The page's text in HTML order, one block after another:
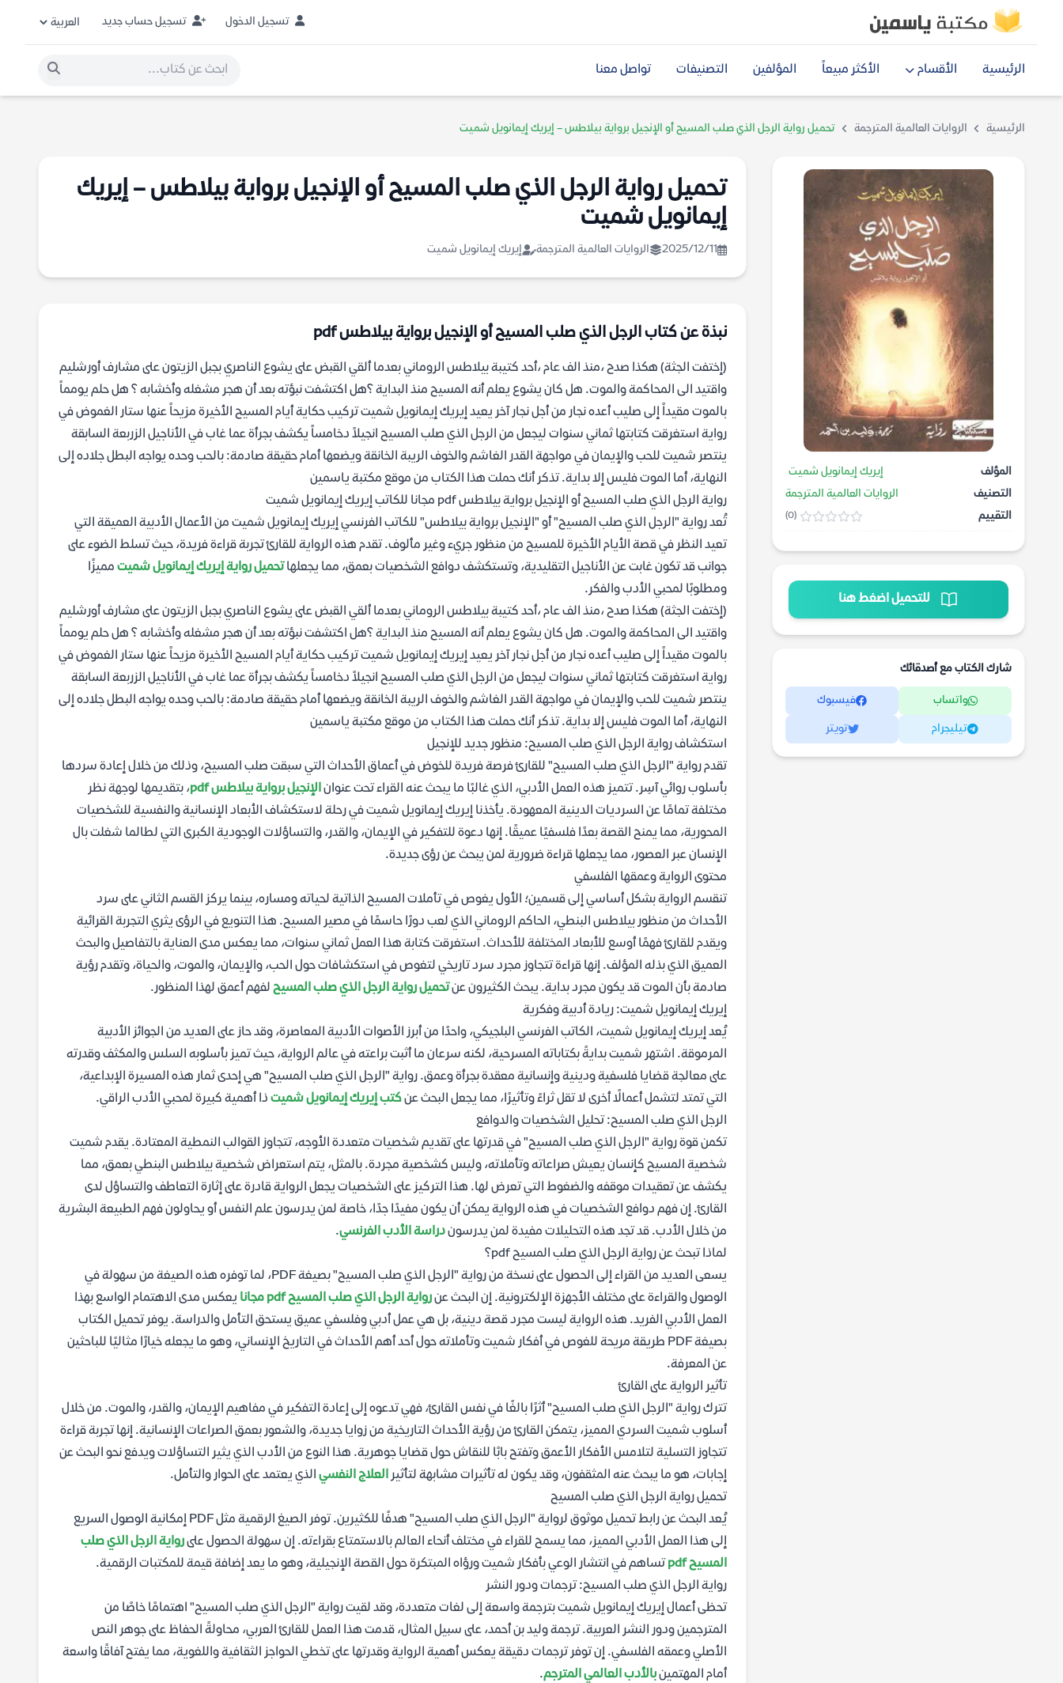
تسجيل الدخول تسجيل حساب جديد
الرئيسية الأقسام الأكثر مبيعاً المؤلفين التصنيفات تواصل معنا
الرئيسية الروايات العالمية المترجمة تحميل رواية الرجل الذي صلب المسيح أو الإنجيل برواية بيلاطس – إيريك إيمانويل شميت
المؤلف
إيريك إيمانويل شميت
التصنيف
الروايات العالمية المترجمة
التقييم
(0)
للتحميل اضغط هنا
شارك الكتاب مع أصدقائك
واتساب فيسبوك
تيليجرام تويتر
تحميل رواية الرجل الذي صلب المسيح أو الإنجيل برواية بيلاطس – إيريك
إيمانويل شميت
2025/12/11 الروايات العالمية المترجمة إيريك إيمانويل شميت
نبذة عن كتاب الرجل الذي صلب المسيح أو الإنجيل برواية بيلاطس pdf
(إختفت الجثة) هكذا صدح ،منذ الف عام ،أحد كتيبة بيلاطس الروماني بعدما ألقي القبض على يشوع الناصري بجبل الزيتون على مشارف أورشليم
واقتيد الى المحاكمة والموت. هل كان يشوع يعلم أنه المسيح منذ البداية ؟هل اكتشفت نبؤته بعد أن هجر مشغله وأخشابه ؟ هل حلم يومماً
بالموت مقيداً إلى صليب أعده نجار من أجل نجار آخر يعيد إيريك إيمانويل شميت تركيب حكاية أيام المسيح الأخيرة مزيحاً عنها ستار الغموض في
رواية استغرقت كتابتها ثماني سنوات ليجعل من الرجل الذي صلب المسيح انجيلاً دخامساً يكشف بجرأة عما غاب في الأناجيل الزربعة السابقة
ينتصر شميت للحب والإيمان في مواجهة القدر الغاشم والخوف الريبة الخانقة ويضعها أمام حقيقة صادمة: بالحب وحده يواجه البطل جلاده إلى
النهاية، أما الموت فليس إلا بداية. تذكر أنك حملت هذا الكتاب من موقع مكتبة ياسمين
رواية الرجل الذي صلب المسيح أو الإنجيل برواية بيلاطس pdf مجانا للكاتب إيريك إيمانويل شميت
تُعد رواية "الرجل الذي صلب المسيح" أو "الإنجيل برواية بيلاطس" للكاتب الفرنسي إيريك إيمانويل شميت من الأعمال الأدبية العميقة التي
تعيد النظر في قصة الأيام الأخيرة للمسيح من منظور جريء وغير مألوف. تقدم هذه الرواية للقارئ تجربة قراءة فريدة، حيث تسلط الضوء على
جوانب قد تكون غابت عن الأناجيل التقليدية، وتستكشف دوافع الشخصيات بعمق، مما يجعلهاتحميل رواية إيريك إيمانويل شميت مميزًا
ومطلوبًا لمحبي الأدب والفكر.
(إختفت الجثة) هكذا صدح ،منذ الف عام ،أحد كتيبة بيلاطس الروماني بعدما ألقي القبض على يشوع الناصري بجبل الزيتون على مشارف أورشليم
واقتيد الى المحاكمة والموت. هل كان يشوع يعلم أنه المسيح منذ البداية ؟هل اكتشفت نبؤته بعد أن هجر مشغله وأخشابه ؟ هل حلم يومماً
بالموت مقيداً إلى صليب أعده نجار من أجل نجار آخر يعيد إيريك إيمانويل شميت تركيب حكاية أيام المسيح الأخيرة مزيحاً عنها ستار الغموض في
رواية استغرقت كتابتها ثماني سنوات ليجعل من الرجل الذي صلب المسيح انجيلاً دخامساً يكشف بجرأة عما غاب في الأناجيل الزربعة السابقة
ينتصر شميت للحب والإيمان في مواجهة القدر الغاشم والخوف الريبة الخانقة ويضعها أمام حقيقة صادمة: بالحب وحده يواجه البطل جلاده إلى
النهاية، أما الموت فليس إلا بداية. تذكر أنك حملت هذا الكتاب من موقع مكتبة ياسمين
استكشاف رواية الرجل الذي صلب المسيح: منظور جديد للإنجيل
تقدم رواية "الرجل الذي صلب المسيح" للقارئ فرصة فريدة للخوض في أعماق الأحداث التي سبقت صلب المسيح، وذلك من خلال إعادة سردها
بأسلوب روائي آسِر. تتميز هذه العمل الأدبي، الذي غالبًا ما يبحث عنه القراء تحت عنوانالإنجيل برواية بيلاطس pdf
، بتقديمها لوجهة نظر
مختلفة تمامًا عن السرديات الدينية المعهودة. يأخذنا إيريك إيمانويل شميت في رحلة لاستكشاف الأبعاد الإنسانية والنفسية للشخصيات
المحورية، مما يمنح القصة بعدًا فلسفيًا عميقًا. إنها دعوة للتفكير في الإيمان، والقدر، والتساؤلات الوجودية الكبرى التي لطالما شغلت بال
الإنسان عبر العصور، مما يجعلها قراءة ضرورية لمن يبحث عن رؤى جديدة.
محتوى الرواية وعمقها الفلسفي
تنقسم الرواية بشكل أساسي إلى قسمين؛ الأول يغوص في تأملات المسيح الذاتية لحياته ومساره، بينما يركز القسم الثاني على سرد
الأحداث من منظور بيلاطس البنطي، الحاكم الروماني الذي لعب دورًا حاسمًا في مصير المسيح. هذا التنويع في الرؤى يثري التجربة القرائية
ويقدم للقارئ فهمًا أوسع للأبعاد المختلفة للأحداث. استغرقت كتابة هذا العمل ثماني سنوات، مما يعكس مدى العناية بالتفاصيل والبحث
العميق الذي بذله المؤلف. إنها قراءة تتجاوز مجرد سرد تاريخي لتغوص في استكشافات حول الحب، والإيمان، والموت، والحياة، وتقدم رؤية
صادمة بأن الموت قد يكون مجرد بداية. يبحث الكثيرون عنتحميل رواية الرجل الذي صلب المسيح لفهم أعمق لهذا المنظور.
إيريك إيمانويل شميت: ريادة أدبية وفكرية
يُعد إيريك إيمانويل شميت، الكاتب الفرنسي البلجيكي، واحدًا من أبرز الأصوات الأدبية المعاصرة، وقد حاز على العديد من الجوائز الأدبية
المرموقة. اشتهر شميت بدايةً بكتاباته المسرحية، لكنه سرعان ما أثبت براعته في عالم الرواية، حيث تميز بأسلوبه السلس والمكثف وقدرته
على معالجة قضايا فلسفية ودينية وإنسانية معقدة بجرأة وعمق. رواية "الرجل الذي صلب المسيح" هي إحدى ثمار هذه المسيرة الإبداعية،
التي تمتد لتشمل أعمالًا أخرى لا تقل ثراءً وتأثيرًا، مما يجعل البحث عنكتب إيريك إيمانويل شميت ذا أهمية كبيرة لمحبي الأدب الراقي.
الرجل الذي صلب المسيح: تحليل الشخصيات والدوافع
تكمن قوة رواية "الرجل الذي صلب المسيح" في قدرتها على تقديم شخصيات متعددة الأوجه، تتجاوز القوالب النمطية المعتادة. يقدم شميت
شخصية المسيح كإنسان يعيش صراعاته وتأملاته، وليس كشخصية مجردة. بالمثل، يتم استعراض شخصية بيلاطس البنطي بعمق، مما
يكشف عن تعقيدات موقفه والضغوط التي تعرض لها. هذا التركيز على الشخصيات يجعل الرواية قادرة على إثارة التعاطف والتساؤل لدى
القارئ. إن فهم دوافع الشخصيات في هذه الرواية يمكن أن يكون مفيدًا جدًا، خاصة لمن يدرسون علم النفس أو يحاولون فهم الطبيعة البشرية
من خلال الأدب. قد تجد هذه التحليلات مفيدة لمن يدرسوندراسة الأدب الفرنسي.
لماذا تبحث عن رواية الرجل الذي صلب المسيح pdf؟
يسعى العديد من القراء إلى الحصول على نسخة من رواية "الرجل الذي صلب المسيح" بصيغة PDF، لما توفره هذه الصيغة من سهولة في
الوصول والقراءة على مختلف الأجهزة الإلكترونية. إن البحث عنرواية الرجل الذي صلب المسيح pdf مجانا
يعكس مدى الاهتمام الواسع بهذا
العمل الأدبي الفريد. هذه الرواية ليست مجرد قصة دينية، بل هي عمل أدبي وفلسفي عميق يستحق التأمل والدراسة. يوفر تحميل الكتاب
بصيغة PDF طريقة مريحة للغوص في أفكار شميت وتأملاته حول أحد أهم الأحداث في التاريخ الإنساني، وهو ما يجعله خيارًا مثاليًا للباحثين
عن المعرفة.
تأثير الرواية على القارئ
تترك رواية "الرجل الذي صلب المسيح" أثرًا بالغًا في نفس القارئ، فهي تدعوه إلى إعادة التفكير في مفاهيم الإيمان، والقدر، والموت. من خلال
أسلوب شميت السردي المميز، يتمكن القارئ من رؤية الأحداث التاريخية من زوايا جديدة، والشعور بعمق الصراعات الإنسانية. إنها تجربة قراءة
تتجاوز التسلية لتلامس الأفكار الأعمق وتفتح بابًا للنقاش حول قضايا جوهرية. هذا النوع من الأدب الذي يثير التساؤلات ويدفع نحو البحث عن
إجابات، هو ما يبحث عنه المثقفون، وقد يكون له تأثيرات مشابهة لتأثير العلاج النفسي الذي يعتمد على الحوار والتأمل.
تحميل رواية الرجل الذي صلب المسيح
يُعد البحث عن رابط تحميل موثوق لرواية "الرجل الذي صلب المسيح" هدفًا للكثيرين. توفر الصيغ الرقمية مثل PDF إمكانية الوصول السريع
إلى هذا العمل الأدبي المميز، مما يسمح للقراء في مختلف أنحاء العالم بالاستمتاع بقراءته. إن سهولة الحصول علىرواية الرجل الذي صلب
المسيح pdf
تساهم في انتشار الوعي بأفكار شميت ورؤاه المبتكرة حول القصة الإنجيلية، وهو ما يعد إضافة قيمة للمكتبات الرقمية.
رواية الرجل الذي صلب المسيح: ترجمات ودور النشر
تحظى أعمال إيريك إيمانويل شميت بترجمة واسعة إلى لغات متعددة، وقد لقيت رواية "الرجل الذي صلب المسيح" اهتمامًا خاصًا من
المترجمين ودور النشر العربية. ترجمة وليد بن أحمد، على سبيل المثال، قدمت هذا العمل للقارئ العربي، محاولةً الحفاظ على جوهر النص
الأصلي وعمقه الفلسفي. إن توفر ترجمات دقيقة يعكس أهمية الرواية وقدرتها على تخطي الحواجز الثقافية واللغوية، مما يفتح آفاقًا واسعة
أمام المهتمينبالأدب العالمي المترجم.